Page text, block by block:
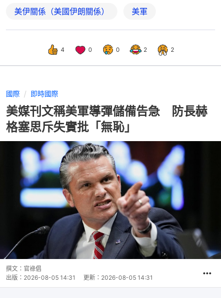
美伊關係（美國伊朗關係） 美軍
4 0 0 2 2
國際 即時國際
美媒刊文稱美軍導彈儲備告急 防長赫
格塞思斥失實批「無恥」
撰文： 官祿倡
出版： 2026-08-05 14:31 更新： 2026-08-05 14:31